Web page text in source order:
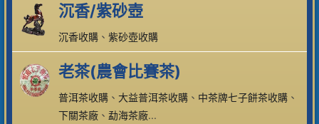
沉香/紫砂壺
沉香收購 、 紫砂壺收購
老茶(農會比賽茶)
普洱茶收購 、 大益普洱茶收購 、 中茶牌七子餅茶收購 、
下關茶廠 、 勐海茶廠...